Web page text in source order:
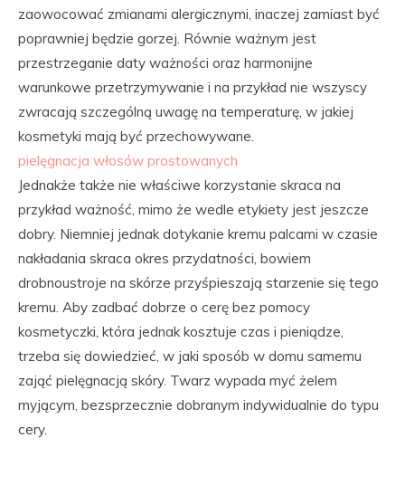
zaowocować zmianami alergicznymi, inaczej zamiast być
poprawniej będzie gorzej. Równie ważnym jest
przestrzeganie daty ważności oraz harmonijne
warunkowe przetrzymywanie i na przykład nie wszyscy
zwracają szczególną uwagę na temperaturę, w jakiej
kosmetyki mają być przechowywane.
pielęgnacja włosów prostowanych
Jednakże także nie właściwe korzystanie skraca na
przykład ważność, mimo że wedle etykiety jest jeszcze
dobry. Niemniej jednak dotykanie kremu palcami w czasie
nakładania skraca okres przydatności, bowiem
drobnoustroje na skórze przyśpieszają starzenie się tego
kremu. Aby zadbać dobrze o cerę bez pomocy
kosmetyczki, która jednak kosztuje czas i pieniądze,
trzeba się dowiedzieć, w jaki sposób w domu samemu
zająć pielęgnacją skóry. Twarz wypada myć żelem
myjącym, bezsprzecznie dobranym indywidualnie do typu
cery.